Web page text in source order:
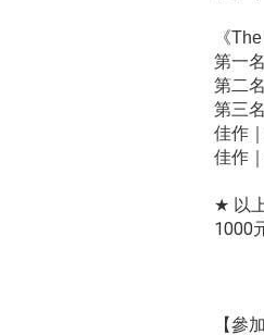
《
第一名
第二名
第三名
佳作｜
佳作｜
★ 以
1000
【參